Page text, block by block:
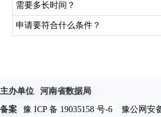
需要多长时间？
申请要符合什么条件？
主办单位
河南省数据局
备案
豫 ICP 备 19035158 号-6
豫公网安